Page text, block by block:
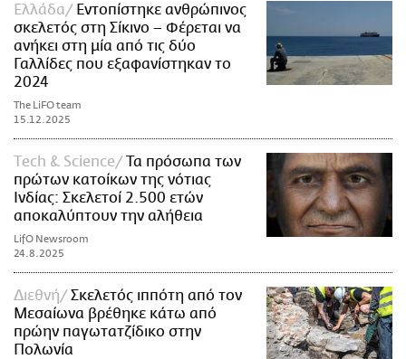
Ελλάδα
Εντοπίστηκε ανθρώπινος
σκελετός στη Σίκινο – Φέρεται να
ανήκει στη μία από τις δύο
Γαλλίδες που εξαφανίστηκαν το
2024
The LiFO team
15.12.2025
Τech & Science
Τα πρόσωπα των
πρώτων κατοίκων της νότιας
Ινδίας: Σκελετοί 2.500 ετών
αποκαλύπτουν την αλήθεια
LifO Newsroom
24.8.2025
Διεθνή
Σκελετός ιππότη από τον
Μεσαίωνα βρέθηκε κάτω από
πρώην παγωτατζίδικο στην
Πολωνία